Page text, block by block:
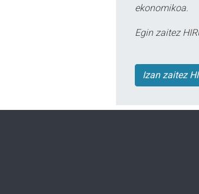
ekonomikoa.
Egin zaitez
Izan zaitez